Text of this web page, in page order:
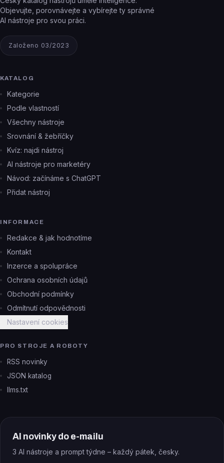
Objevujte, porovnávejte a vybírejte ty správné
AI nástroje pro svou práci.
Založeno 03/2023
KATALOG
Kategorie
Podle vlastností
Všechny nástroje
Srovnání & žebříčky
Kvíz: najdi nástroj
AI nástroje pro marketéry
Návod: začínáme s ChatGPT
Přidat nástroj
INFORMACE
Redakce & jak hodnotíme
Kontakt
Inzerce a spolupráce
Ochrana osobních údajů
Obchodní podmínky
Odmítnutí odpovědnosti
Nastavení cookies
PRO STROJE A ROBOTY
RSS novinky
JSON katalog
llms.txt
AI novinky do e-mailu
3 AI nástroje a prompt týdne – každý pátek, česky.